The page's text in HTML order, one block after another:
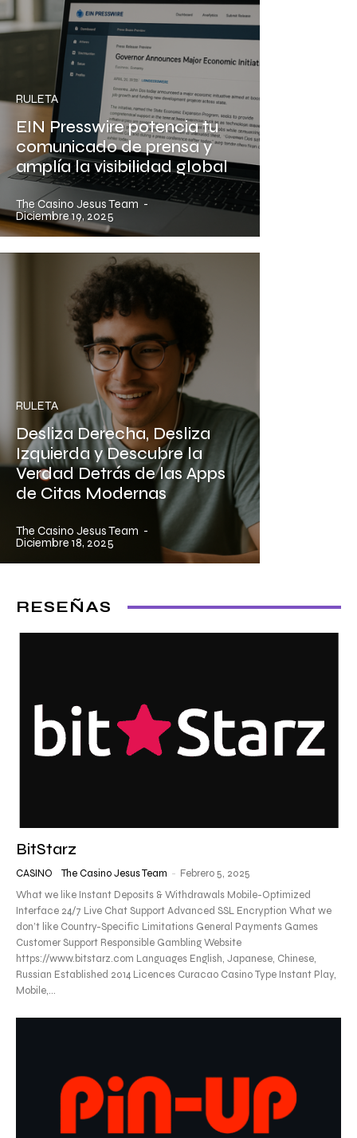
RULETA
EIN Presswire potencia tu
comunicado de prensa y
amplía la visibilidad global
The Casino Jesus Team -
Diciembre 19, 2025
RULETA
Desliza Derecha, Desliza
Izquierda y Descubre la
Verdad Detrás de las Apps
de Citas Modernas
The Casino Jesus Team -
Diciembre 18, 2025
RESEÑAS
BitStarz
CASINO The Casino Jesus Team - Febrero 5, 2025
What we like Instant Deposits & Withdrawals Mobile-Optimized
Interface 24/7 Live Chat Support Advanced SSL Encryption What we
don’t like Country-Specific Limitations General Payments Games
Customer Support Responsible Gambling Website
https://www.bitstarz.com Languages English, Japanese, Chinese,
Russian Established 2014 Licences Curacao Casino Type Instant Play,
Mobile,...